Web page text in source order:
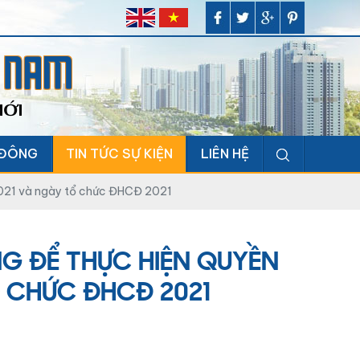
TIN TỨC SỰ KIỆN LIÊN HỆ
và ngày tổ chức ĐHCĐ 2021
ĐỂ THỰC HIỆN QUYỀN
CHỨC ĐHCĐ 2021